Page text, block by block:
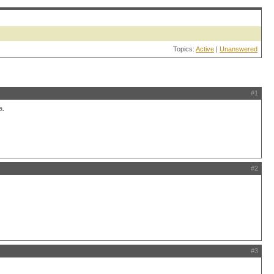
Topics: Active | Unanswered
#1
#2
#3